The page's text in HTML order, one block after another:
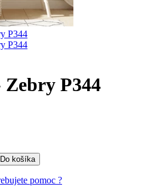
P344
Do košíka
pomoc ?